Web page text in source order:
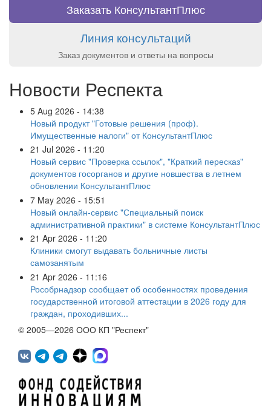
Заказать КонсультантПлюс
Линия консультаций
Заказ документов и ответы на вопросы
Новости Респекта
5 Aug 2026 - 14:38
Новый продукт "Готовые решения (проф).
Имущественные налоги" от КонсультантПлюс
21 Jul 2026 - 11:20
Новый сервис "Проверка ссылок", "Краткий пересказ"
документов госорганов и другие новшества в летнем
обновлении КонсультантПлюс
7 May 2026 - 15:51
Новый онлайн-сервис "Специальный поиск
административной практики" в системе КонсультантПлюс
21 Apr 2026 - 11:20
Клиники смогут выдавать больничные листы
самозанятым
21 Apr 2026 - 11:16
Рособрнадзор сообщает об особенностях проведения
государственной итоговой аттестации в 2026 году для
граждан, проходивших...
© 2005—2026 ООО КП "Респект"